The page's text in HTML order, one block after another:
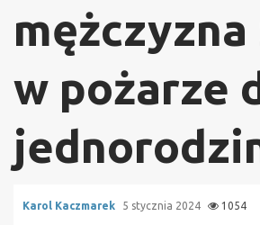
mężczyzna
w pożarze
Karol Kaczmarek 5 stycznia 2024 1054